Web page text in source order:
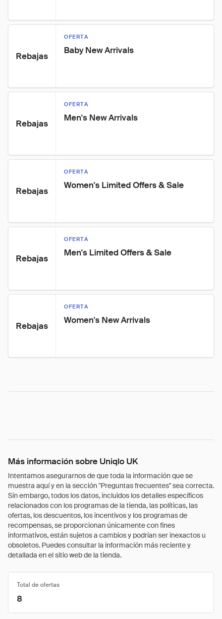
Rebajas
OFERTA
Baby New Arrivals
Rebajas
OFERTA
Men's New Arrivals
Rebajas
OFERTA
Women's Limited Offers & Sale
Rebajas
OFERTA
Men's Limited Offers & Sale
Rebajas
OFERTA
Women's New Arrivals
Más información sobre Uniqlo UK
Intentamos asegurarnos de que toda la información que se
muestra aquí y en la sección "Preguntas frecuentes" sea correcta.
Sin embargo, todos los datos, incluidos los detalles específicos
relacionados con los programas de la tienda, las políticas, las
ofertas, los descuentos, los incentivos y los programas de
recompensas, se proporcionan únicamente con fines
informativos, están sujetos a cambios y podrían ser inexactos u
obsoletos. Puedes consultar la información más reciente y
detallada en el sitio web de la tienda.
Total de ofertas
8